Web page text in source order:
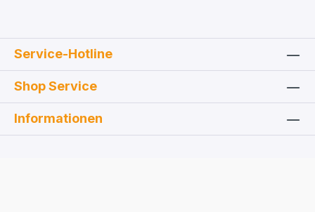
Service-Hotline
Shop Service
Informationen